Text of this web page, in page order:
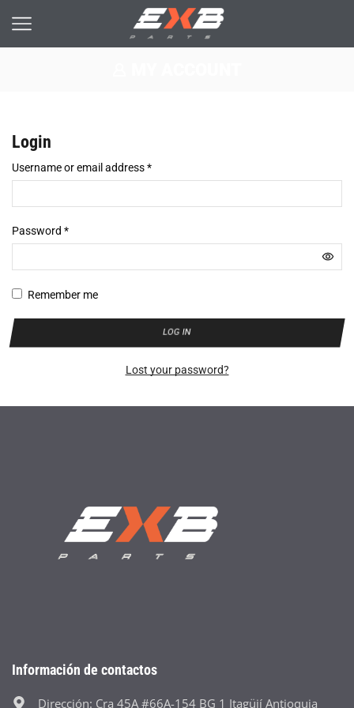
Login
Username or email address*
Password *
Remember me
LOG IN
Lost your password?
Información de contactos
Dirección: Cra 45A #66A-154 BG 1 Itagüií Antioquia